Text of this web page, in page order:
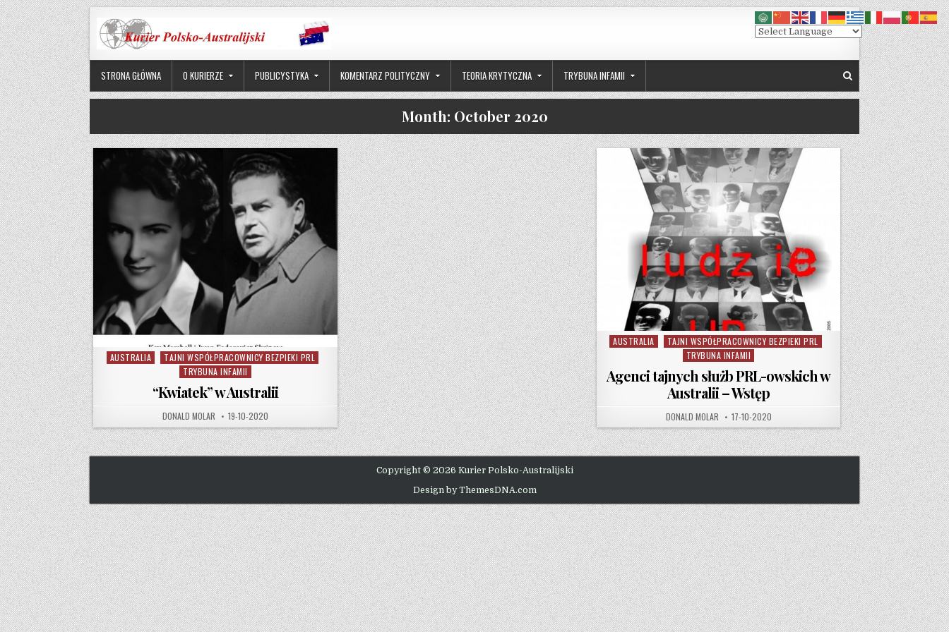
Skip to content
STRONA GŁÓWNA O KURIERZE PUBLICYSTYKA KOMENTARZ POLITYCZNY TEORIA KRYTYCZNA TRYBUNA INFAMII
Month: October 2020
Posted in
AUSTRALIA
TAJNI WSPÓŁPRACOWNICY BEZPIEKI PRL
TRYBUNA INFAMII
“Kwiatek” w Australii
AUTHOR:
DONALD MOLAR PUBLISHED DATE:
19-10-2020
Posted in
AUSTRALIA
TAJNI WSPÓŁPRACOWNICY BEZPIEKI PRL
TRYBUNA INFAMII
Agenci tajnych służb PRL-owskich w
Australii – Wstęp
AUTHOR:
DONALD MOLAR PUBLISHED DATE:
17-10-2020
Copyright © 2026 Kurier Polsko-Australijski
Design by ThemesDNA.com